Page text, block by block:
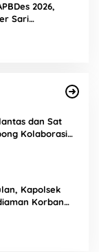
2026,
Sari
dan Sat
Kolaborasi
Kapolsek
Korban